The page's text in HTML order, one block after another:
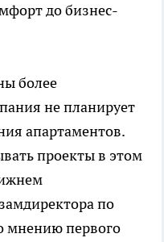
до бизнес-
более
не планирует
апартаментов.
проекты в этом
по
мнению первого